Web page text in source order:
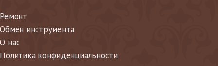
Ремонт
Обмен инструмента
О нас
Политика конфиденциальности